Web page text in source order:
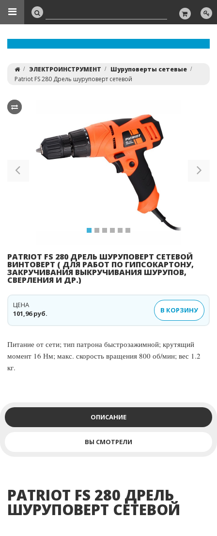
ЭЛЕКТРОИНСТРУМЕНТ
Шуруповерты сетевые
Patriot FS 280 Дрель шуруповерт сетевой
Previous
PATRIOT FS 280 ДРЕЛЬ ШУРУПОВЕРТ СЕТЕВОЙ
ВИНТОВЕРТ ( ДЛЯ РАБОТ ПО ГИПСОКАРТОНУ,
ЗАКРУЧИВАНИЯ ВЫКРУЧИВАНИЯ ШУРУПОВ,
СВЕРЛЕНИЯ И ДР.)
101,96 руб.
ЦЕНА
В КОРЗИНУ
Питание от сети; тип патрона быстрозажимной; крутящий
момент 16 Нм; макс. скорость вращения 800 об/мин; вес 1.2
кг.
ОПИСАНИЕ
ВЫ СМОТРЕЛИ
PATRIOT FS 280 ДРЕЛЬ
ШУРУПОВЕРТ СЕТЕВОЙ